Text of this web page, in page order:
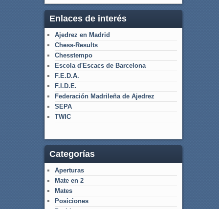
Enlaces de interés
Ajedrez en Madrid
Chess-Results
Chesstempo
Escola d'Escacs de Barcelona
F.E.D.A.
F.I.D.E.
Federación Madrileña de Ajedrez
SEPA
TWIC
Categorías
Aperturas
Mate en 2
Mates
Posiciones